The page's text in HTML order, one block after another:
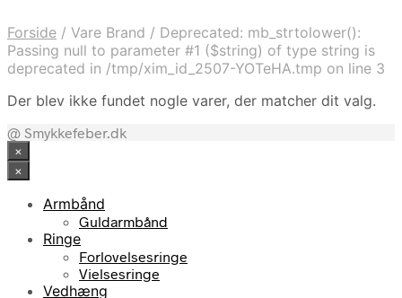
Forside / Vare Brand / Deprecated: mb_strtolower():
Passing null to parameter #1 ($string) of type string is
deprecated in /tmp/xim_id_2507-YOTeHA.tmp on line 3
Der blev ikke fundet nogle varer, der matcher dit valg.
@ Smykkefeber.dk
×
×
Armbånd
Guldarmbånd
Ringe
Forlovelsesringe
Vielsesringe
Vedhæng